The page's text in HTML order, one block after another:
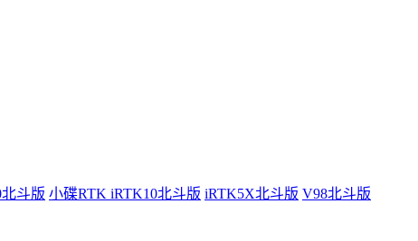
斗版 小碟RTK iRTK10北斗版 iRTK5X北斗版 V98北斗版